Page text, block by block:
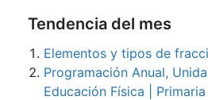
Tendencia del mes
Elementos y tipos de
Programación Anual,
Educación Física |